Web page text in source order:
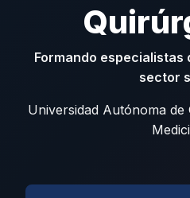
Formando especialistas
sector
Universidad Autónoma